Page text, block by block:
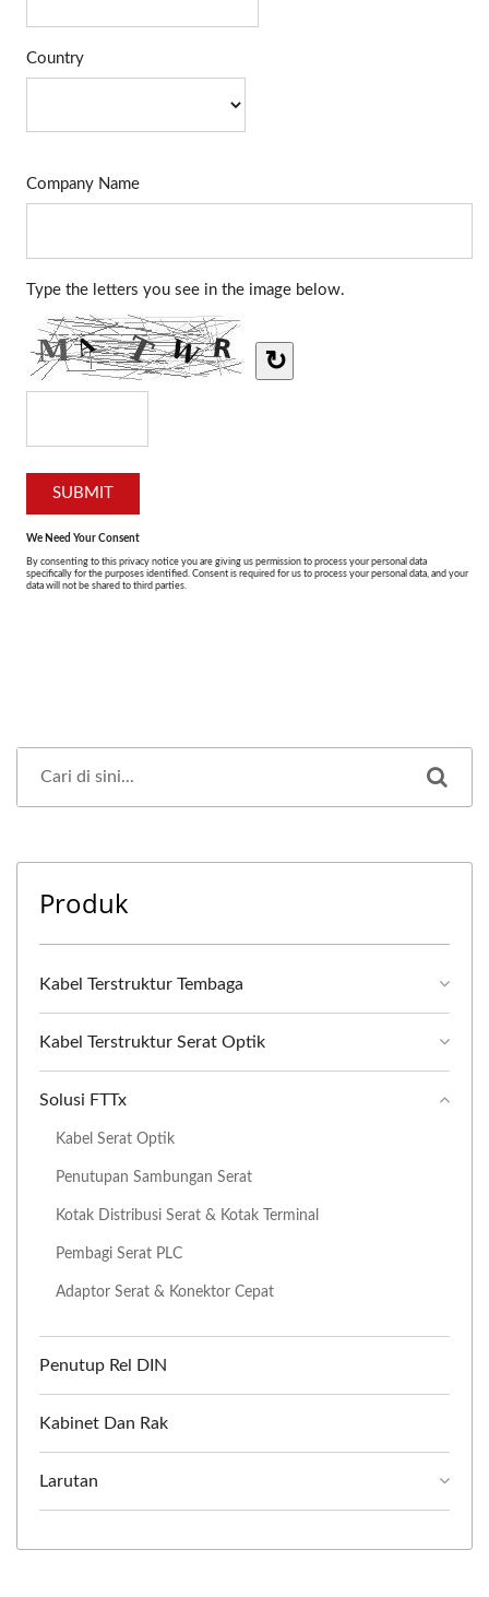
Produk
Kabel Terstruktur Tembaga
Kabel Terstruktur Serat Optik
Solusi FTTx
Kabel Serat Optik
Penutupan Sambungan Serat
Kotak Distribusi Serat & Kotak Terminal
Pembagi Serat PLC
Adaptor Serat & Konektor Cepat
Penutup Rel DIN
Kabinet Dan Rak
Larutan